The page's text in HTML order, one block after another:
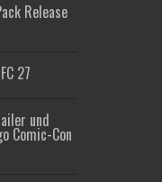
Release
27
und
Comic-Con